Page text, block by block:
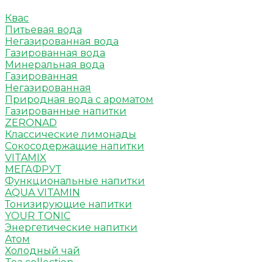
Квас
Питьевая вода
Негазированная вода
Газированная вода
Минеральная вода
Газированная
Негазированная
Природная вода с ароматом
Газированные напитки
ZERONAD
Классические лимонады
Сокосодержащие напитки
VITAMIX
МЕГАФРУТ
Функциональные напитки
AQUA VITAMIN
Тонизирующие напитки
YOUR TONIC
Энергетические напитки
Атом
Холодный чай